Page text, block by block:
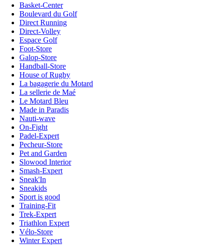
Basket-Center
Boulevard du Golf
Direct Running
Direct-Volley
Espace Golf
Foot-Store
Galop-Store
Handball-Store
House of Rugby
La bagagerie du Motard
La sellerie de Maé
Le Motard Bleu
Made in Paradis
Nauti-wave
On-Fight
Padel-Expert
Pecheur-Store
Pet and Garden
Slowood Interior
Smash-Expert
Sneak'In
Sneakids
Sport is good
Training-Fit
Trek-Expert
Triathlon Expert
Vélo-Store
Winter Expert